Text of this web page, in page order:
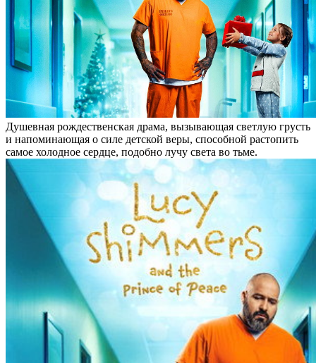
Душевная рождественская драма, вызывающая светлую грусть
и напоминающая о силе детской веры, способной растопить
самое холодное сердце, подобно лучу света во тьме.